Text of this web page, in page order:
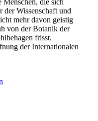
Menschen, die sich
der Wissenschaft und
mehr davon geistig
von der Botanik der
frisst.
der Internationalen